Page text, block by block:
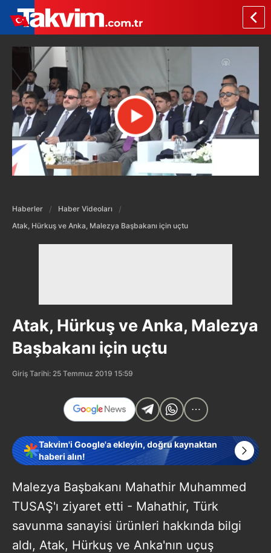
Haberler
Haber Videoları
Atak, Hürkuş ve Anka, Malezya Başbakanı için uçtu
Atak, Hürkuş ve Anka, Malezya
Başbakanı için uçtu
Giriş Tarihi: 25 Temmuz 2019 15:59
Takvim'i Google'a ekleyin, doğru kaynaktan
haberi alın!
Malezya Başbakanı Mahathir Muhammed
TUSAŞ'ı ziyaret etti - Mahathir, Türk
savunma sanayisi ürünleri hakkında bilgi
aldı, Atak, Hürkuş ve Anka'nın uçuş